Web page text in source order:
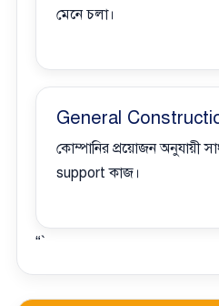
মেনে চলা।
General
কোম্পানির প্রয়োজন অনুযায়ী
support কাজ।
“`